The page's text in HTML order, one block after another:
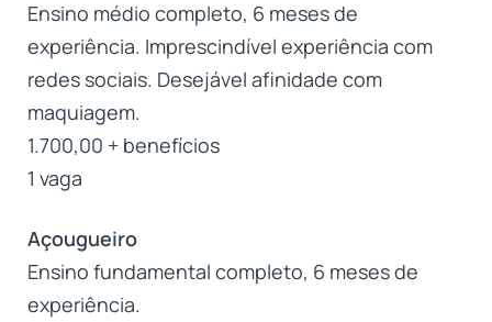
Ensino médio completo, 6 meses de
experiência. Imprescindível experiência com
redes sociais. Desejável afinidade com
maquiagem.
1.700,00 + benefícios
1 vaga
Açougueiro
Ensino fundamental completo, 6 meses de
experiência.